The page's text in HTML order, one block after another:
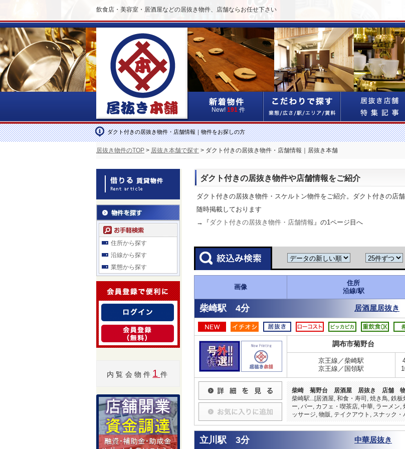
飲食店・美容室・居酒屋などの居抜き物件、店舗ならお任せ下さい
New! 191 件
ダクト付きの居抜き物件・店舗情報｜物件をお探しの方
居抜き物件のTOP > 居抜き本舗で探す > ダクト付きの居抜き物件・店舗情報｜居抜き本舗
ダクト付きの居抜き物件や店舗情報をご紹介
ダクト付きの居抜き物件・スケルトン物件をご紹介。ダクト付きの店
随時掲載しております
→『ダクト付きの居抜き物件・店舗情報』の1ページ目へ
画像
住所
沿線/駅
柴崎駅 4分 居酒屋居抜き
調布市菊野台
京王線／柴崎駅
京王線／国領駅
柴崎 菊野台 居酒屋 居抜き 店舗
柴崎駅...[居酒屋, 和食・寿司, 焼き鳥, 鉄
ー, バー, カフェ・喫茶店, 中華, ラーメン
ッサージ, 物販, テイクアウト, スナック・
立川駅 3分 中華居抜き
住所から探す
沿線から探す
業態から探す
内覧会物件 1 件